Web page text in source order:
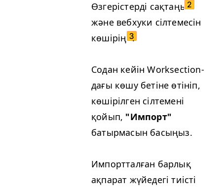
Өзгерістерді сақтаңыз
және вебхуки сілтемесін
көшіріңіз
.
Содан кейін Worksection-
дағы көшу бетіне өтініп,
көшірілген сілтемені
қойып, "Импорт"
батырмасын басыңыз.
Импортталған барлық
ақпарат жүйедегі тиісті